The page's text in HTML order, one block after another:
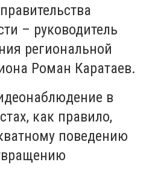
– руководитель
региональной
Роман Каратаев.
в
как правило,
поведению